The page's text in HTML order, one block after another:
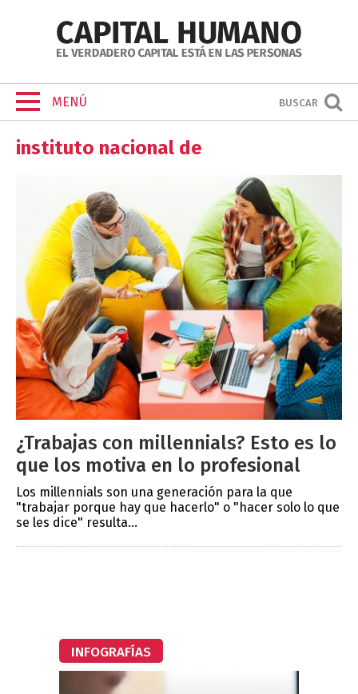
MENÚ BUSCAR
instituto nacional de
¿Trabajas con millennials? Esto es lo
que los motiva en lo profesional
Los millennials son una generación para la que
"trabajar porque hay que hacerlo" o "hacer solo lo que
se les dice" resulta...
INFOGRAFÍAS